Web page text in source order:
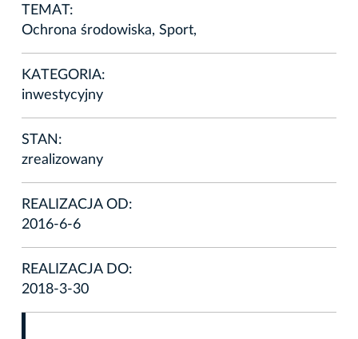
TEMAT:
Ochrona środowiska, Sport,
KATEGORIA:
inwestycyjny
STAN:
zrealizowany
REALIZACJA OD:
2016-6-6
REALIZACJA DO:
2018-3-30